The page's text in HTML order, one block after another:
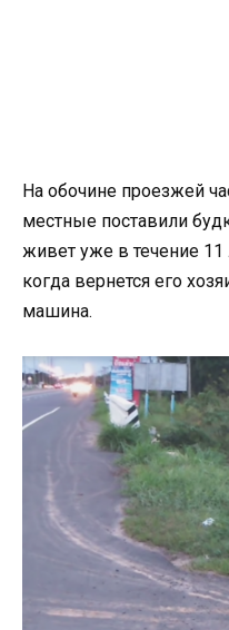
На обочине проезжей
местные поставили
живет уже в течение
когда вернется его
машина.